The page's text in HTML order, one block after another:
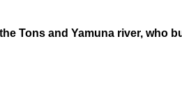
Tons and Yamuna river, who